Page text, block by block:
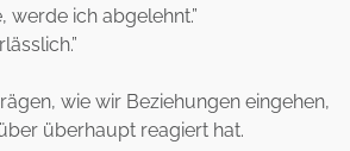
werde ich abgelehnt.”
wie wir Beziehungen eingehen,
überhaupt reagiert hat.